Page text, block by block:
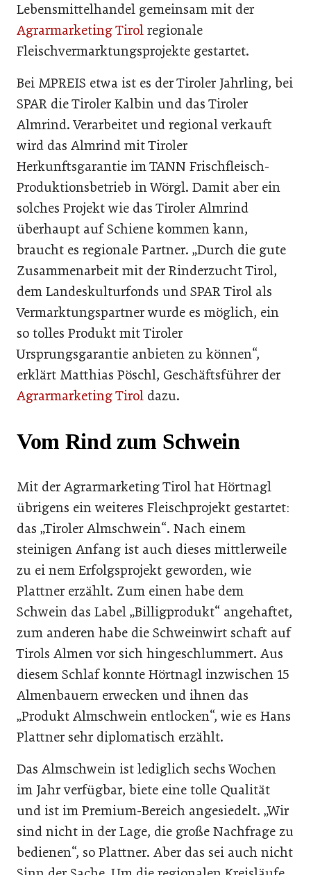
Lebensmittelhan­del gemeinsam mit der
Agrar­marketing Tirol regionale
Fleischvermarktungsprojekte gestartet.
Bei MPREIS etwa ist es der Tiroler Jahrling, bei
SPAR die Tiroler Kalbin und das Tiroler
Almrind. Verarbeitet und regio­nal verkauft
wird das Almrind mit Tiroler
Herkunftsgarantie im TANN­ Frischfleisch­-
Produk­tionsbetrieb in Wörgl. Damit aber ein
solches Pro­jekt wie das Tiroler Almrind
überhaupt auf Schiene kommen kann,
braucht es regionale Part­ner. „Durch die gute
Zusammen­arbeit mit der Rinderzucht Tirol,
dem Landeskulturfonds und SPAR Tirol als
Vermarktungs­partner wurde es möglich, ein
so tolles Produkt mit Tiroler
Ursprungsgarantie anbieten zu können“,
erklärt Matthias Pöschl, Geschäftsführer der
Agrarmarketing Tirol dazu.
Vom Rind zum Schwein
Mit der Agrarmarketing Tirol hat Hörtnagl
übrigens ein weiteres Fleischprojekt gestar­tet:
das „Tiroler Almschwein“. Nach einem
steinigen Anfang ist auch dieses mittlerweile
zu ei­ nem Erfolgsprojekt geworden, wie
Plattner erzählt. Zum einen habe dem
Schwein das Label „Billigprodukt“ angehaftet,
zum anderen habe die Schweinwirt­ schaft auf
Tirols Almen vor sich hingeschlummert. Aus
diesem Schlaf konnte Hörtnagl inzwi­schen 15
Almenbauern erwecken und ihnen das
„Produkt Alm­schwein entlocken“, wie es Hans
Plattner sehr diplomatisch er­zählt.
Das Almschwein ist ledig­lich sechs Wochen
im Jahr ver­fügbar, biete eine tolle Qualität
und ist im Premium­-Bereich angesiedelt. „Wir
sind nicht in der Lage, die große Nachfrage zu
bedienen“, so Plattner. Aber das sei auch nicht